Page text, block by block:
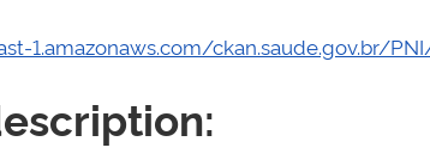
1.amazonaws.com/ckan.saude.gov.br/